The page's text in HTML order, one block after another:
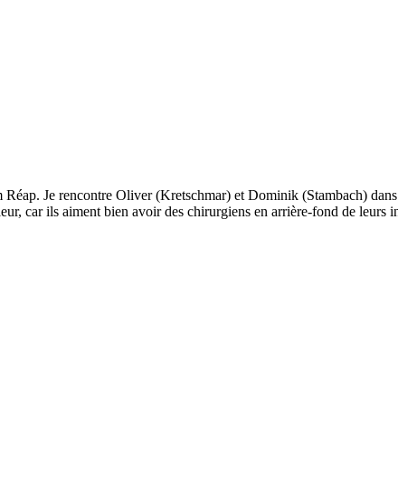
Je rencontre Oliver (Kretschmar) et Dominik (Stambach)
car ils aiment bien avoir des chirurgiens en arrière-fond de leurs